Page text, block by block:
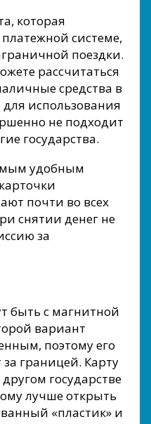
которая
системе,
поездки.
рассчитаться
средства в
использования
не подходит
государства.
удобным
почти во всех
снятии денег не
за
быть с магнитной
вариант
поэтому его
границей. Карту
государстве
лучше открыть
«пластик» и